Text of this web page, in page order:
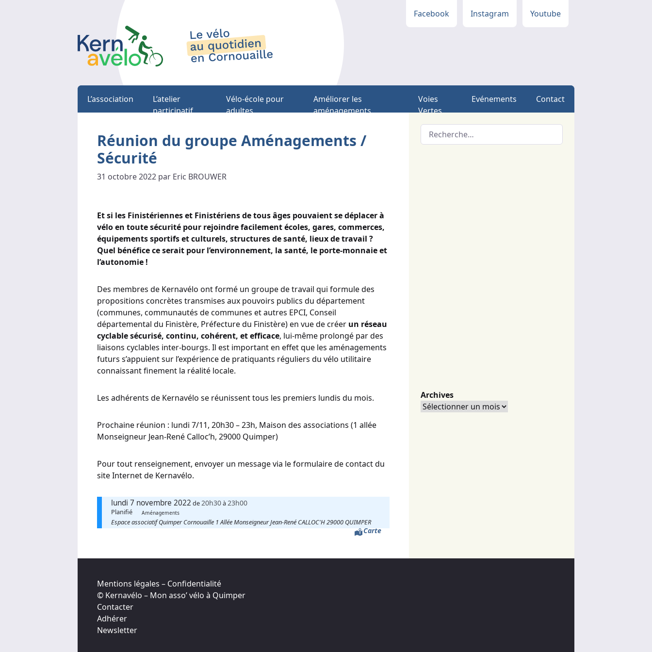
Facebook Instagram Youtube
L’association
L’atelier
participatif
Vélo-école pour
adultes
Améliorer les
aménagements
Voies
Vertes
Evénements Contact
Réunion du groupe Aménagements /
Sécurité
31 octobre 2022 par Eric BROUWER
Et si les Finistériennes et Finistériensde tous âges pouvaient se déplacerà
vélo en toute sécurité pour rejoindre facilement écoles, gares, commerces,
équipements sportifs et culturels, structures de santé, lieuxde travail ?
Quel bénéfice ce serait pour l’environnement, la santé, le porte-monnaie et
l’autonomie !
Des membres de Kernavélo ont formé un groupe de travail qui formule des
propositions concrètes transmises aux pouvoirs publics du département
(communes, communautés de communes et autres EPCI, Conseil
départemental du Finistère, Préfecture du Finistère) en vue de créer un réseau
cyclable sécurisé, continu, cohérent, et efficace, lui-même prolongé par des
liaisons cyclables inter-bourgs. Il est important en effet que les aménagements
futurs s’appuient sur l’expérience de pratiquants réguliers du vélo utilitaire
connaissant finement la réalité locale.
Les adhérents de Kernavélo se réunissent tous les premiers lundis du mois.
Prochaine réunion : lundi 7/11, 20h30 – 23h, Maison des associations (1 allée
Monseigneur Jean-René Calloc’h, 29000 Quimper)
Pour tout renseignement, envoyer un message via le formulaire de contact du
site Internet de Kernavélo.
lundi 7 novembre 2022 de20h30à23h00
Planifié Aménagements
Espace associatif Quimper Cornouaille 1 Allée Monseigneur Jean-René CALLOC'H 29000 QUIMPER
Carte
Archives
Archives
Mentions légales – Confidentialité
© Kernavélo – Mon asso’ vélo à Quimper
Contacter
Adhérer
Newsletter